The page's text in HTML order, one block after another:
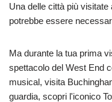
Una delle città più
potrebbe essere
Ma durante la tua prima
spettacolo del West End
musical, visita
guardia, scopri l'iconico